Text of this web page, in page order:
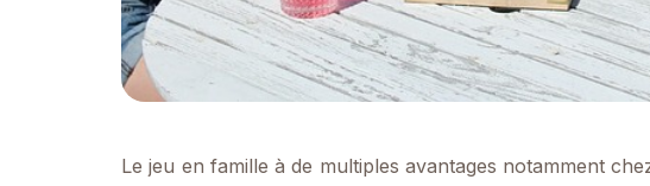
Le jeu en famille à de multiples avantages notamment